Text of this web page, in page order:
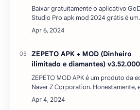
Baixar gratuitamente o aplicativo
Studio Pro apk mod 2024 grátis é um
aplicativo de design móvel. O que quer
você vá projetar, você pode contar
ZEPETO APK + MOD (Dinheiro
ilimitado e diamantes) v3.52.000
ZEPETO MOD APK é um produto da
Naver Z Corporation. Honestamente,
ainda me pergunto se eu deveria
isso de um jogo de simulação ou um